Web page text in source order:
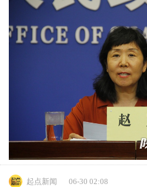
起点新闻 06-30 02:08